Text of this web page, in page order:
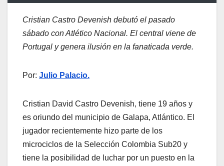
Cristian Castro Devenish debutó el pasado
sábado con Atlético Nacional. El central viene de
Portugal y genera ilusión en la fanaticada verde.
Por: Julio Palacio.
Cristian David Castro Devenish, tiene 19 años y
es oriundo del municipio de Galapa, Atlántico. El
jugador recientemente hizo parte de los
microciclos de la Selección Colombia Sub20 y
tiene la posibilidad de luchar por un puesto en la